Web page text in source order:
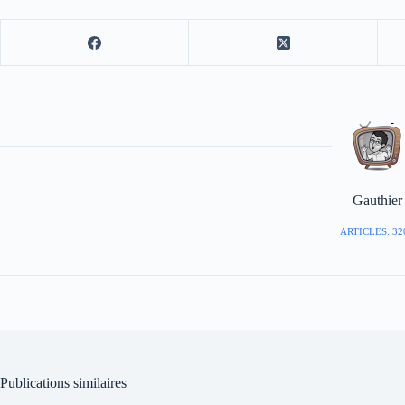
Gauthier
ARTICLES:
Publications similaires